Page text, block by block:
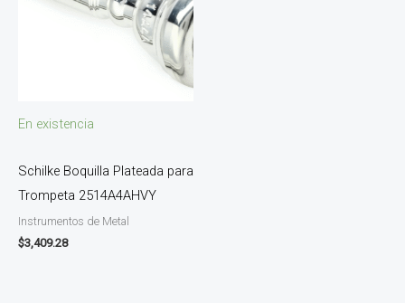
En existencia
Schilke Boquilla Plateada para
Trompeta 2514A4AHVY
Instrumentos de Metal
$3,409.28